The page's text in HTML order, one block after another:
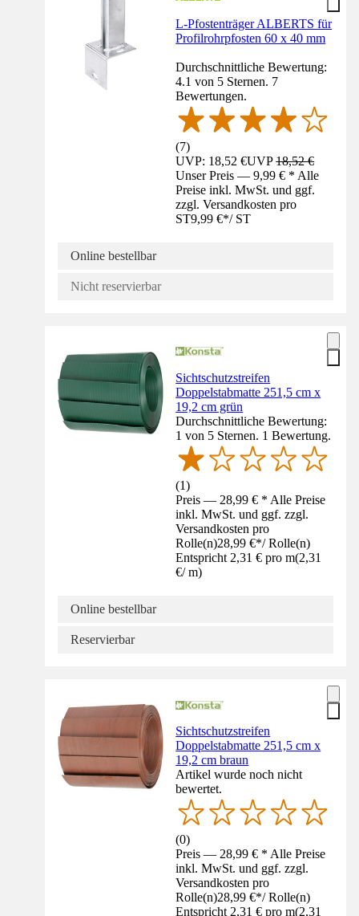
L-Pfostenträger ALBERTS für
Profilrohrpfosten 60 x 40 mm
Durchschnittliche Bewertung:
4.1 von 5 Sternen. 7
Bewertungen.
(7)
UVP: 18,52 €UVP18,52 €
Unser Preis — 9,99 € * Alle
Preise inkl. MwSt. und ggf.
zzgl. Versandkosten pro
ST9,99 €*/ ST
Online bestellbar
Nicht reservierbar
Sichtschutzstreifen
Doppelstabmatte 251,5 cm x
19,2 cm grün
Durchschnittliche Bewertung:
1 von 5 Sternen. 1 Bewertung.
(1)
Preis — 28,99 € * Alle Preise
inkl. MwSt. und ggf. zzgl.
Versandkosten pro
Rolle(n)28,99 €*/ Rolle(n)
Entspricht 2,31 € pro m(2,31
€/ m)
Online bestellbar
Reservierbar
Sichtschutzstreifen
Doppelstabmatte 251,5 cm x
19,2 cm braun
Artikel wurde noch nicht
bewertet.
(0)
Preis — 28,99 € * Alle Preise
inkl. MwSt. und ggf. zzgl.
Versandkosten pro
Rolle(n)28,99 €*/ Rolle(n)
Entspricht 2,31 € pro m(2,31